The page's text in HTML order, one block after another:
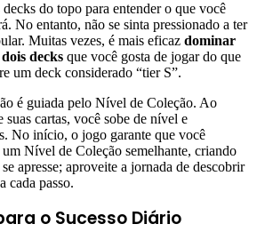
do topo para entender o que você
No entanto, não se sinta pressionado a ter
Muitas vezes, é mais eficaz dominar
decks que você gosta de jogar do que
um deck considerado “tier S”.
é guiada pelo Nível de Coleção. Ao
suas cartas, você sobe de nível e
No início, o jogo garante que você
Nível de Coleção semelhante, criando
apresse; aproveite a jornada de descobrir
cada passo.
o Sucesso Diário